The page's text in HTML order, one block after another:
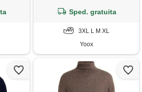
Sped. gratuita
3XL L M XL
Yoox